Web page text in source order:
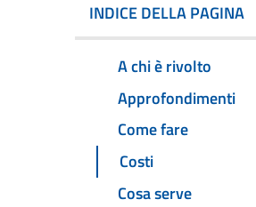
INDICE DELLA PAGINA
A chi è rivolto
Approfondimenti
Come fare
Costi
Cosa serve